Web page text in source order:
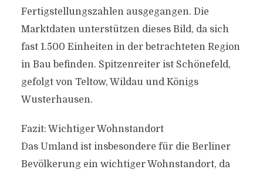
Fertigstellungszahlen ausgegangen. Die
Marktdaten unterstützen dieses Bild, da sich
fast 1.500 Einheiten in der betrachteten Region
in Bau befinden. Spitzenreiter ist Schönefeld,
gefolgt von Teltow, Wildau und Königs
Wusterhausen.
Fazit: Wichtiger Wohnstandort
Das Umland ist insbesondere für die Berliner
Bevölkerung ein wichtiger Wohnstandort, da